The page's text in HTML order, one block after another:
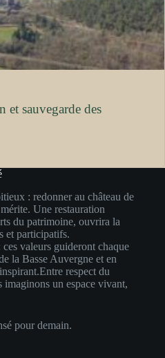
et sauvegarde des
: redonner au château de
Une restauration
du patrimoine, ouvrira la
et participatifs.
valeurs guideront chaque
la Basse Auvergne et en
respect du
imaginons un espace vivant,
pour demain.